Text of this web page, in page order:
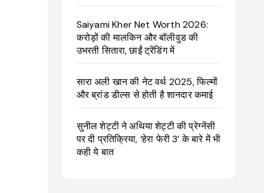
Saiyami Kher Net Worth 2026:
करोड़ों की मालकिन और बॉलीवुड की
उभरती सितारा, छाईं ट्रेंडिंग में
सारा अली खान की नेट वर्थ 2025, फिल्मों
और ब्रांड डील्स से होती है शानदार कमाई
सुनील शेट्टी ने अथिया शेट्टी की प्रेग्नेंसी
पर दी प्रतिक्रिया, ‘हेरा फेरी 3’ के बारे में भी
कही ये बात